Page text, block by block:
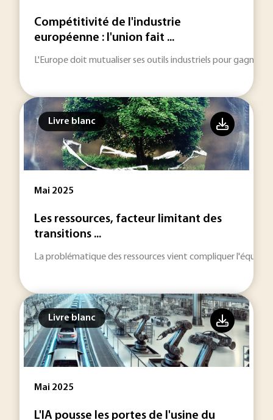
Compétitivité de l'industrie
européenne : l'union fait ...
L'Europe doit mutualiser ses outils industriels pour gagner
Livre blanc
Mai 2025
Les ressources, facteur limitant des
transitions ...
La problématique des ressources vient compliquer
Livre blanc
Mai 2025
L'IA pousse les portes de l'usine du